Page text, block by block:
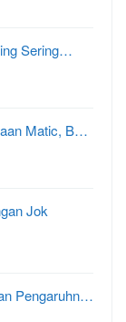
Sering…
Matic, B…
Jok
Pengaruhn…